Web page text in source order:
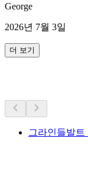
George
2026년 7월 3일
더 보기
그라인들발트